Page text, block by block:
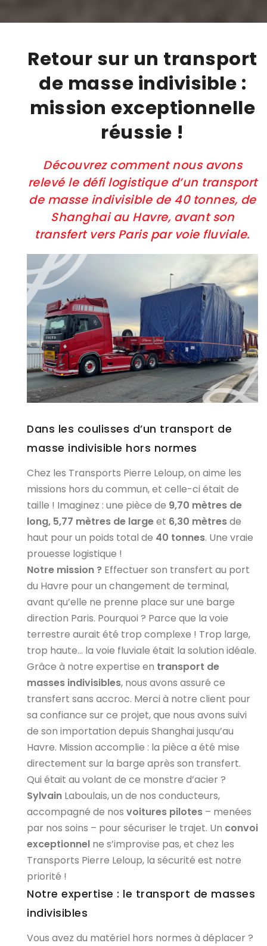
Retour sur un transport
de masse indivisible :
mission exceptionnelle
réussie !
Découvrez comment nous avons
relevé le défi logistique d’un transport
de masse indivisible de 40 tonnes, de
Shanghai au Havre, avant son
transfert vers Paris par voie fluviale.
Dans les coulisses d’un transport de
masse indivisible hors normes
Chez les Transports Pierre Leloup, on aime les
missions hors du commun, et celle-ci était de
taille ! Imaginez : une pièce de 9,70 mètres de
long, 5,77 mètres de largeet 6,30 mètresde
haut pour un poids total de 40 tonnes. Une vraie
prouesse logistique !
Notre mission ? Effectuer son transfert au port
du Havre pour un changement de terminal,
avant qu’elle ne prenne place sur une barge
direction Paris. Pourquoi ? Parce que la voie
terrestre aurait été trop complexe ! Trop large,
trop haute... la voie fluviale était la solution idéale.
Grâce à notre expertise en transport de
masses indivisibles, nous avons assuré ce
transfert sans accroc. Merci à notre client pour
sa confiance sur ce projet, que nous avons suivi
de son importation depuis Shanghai jusqu’au
Havre. Mission accomplie : la pièce a été mise
directement sur la barge après son transfert.
Qui était au volant de ce monstre d’acier ?
Sylvain Laboulais, un de nos conducteurs,
accompagné de nos voitures pilotes – menées
par nos soins – pour sécuriser le trajet. Un convoi
exceptionnel ne s’improvise pas, et chez les
Transports Pierre Leloup, la sécurité est notre
priorité !
Notre expertise : le transport de masses
indivisibles
Vous avez du matériel hors normes à déplacer ?